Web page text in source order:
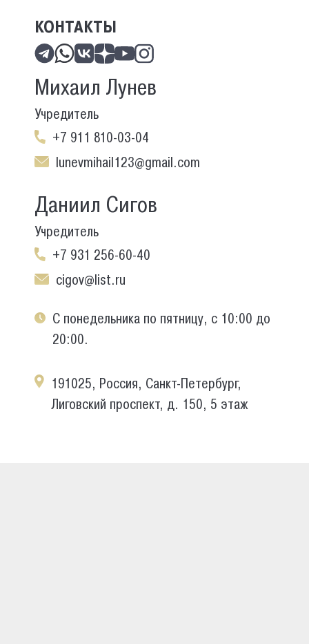
КОНТАКТЫ
Михаил Лунев
Учредитель
+7 911 810-03-04
lunevmihail123@gmail.com
Даниил Сигов
Учредитель
+7 931 256-60-40
cigov@list.ru
С понедельника по пятницу, с 10:00 до
20:00.
191025, Россия, Санкт-Петербург,
Лиговский проспект, д. 150, 5 этаж